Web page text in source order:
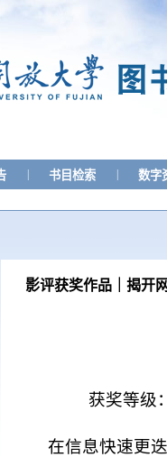
书目检索 数字
影评获奖作品｜揭开
获奖等级
在信息快速更